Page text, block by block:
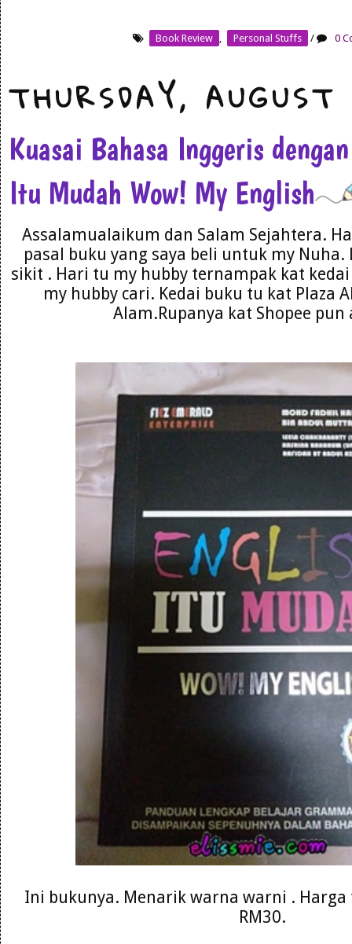
Book Review Personal Stuffs / 0
THURSDAY,
Kuasai Bahasa Inggeris
Itu Mudah Wow! My English
Assalamualaikum dan Salam Sejahtera.
pasal buku yang saya beli untuk my
sikit . Hari tu my hubby ternampak kat
my hubby cari. Kedai buku tu kat Plaza
Alam.Rupanya kat Shopee pun
Ini bukunya. Menarik warna warni .
RM30.